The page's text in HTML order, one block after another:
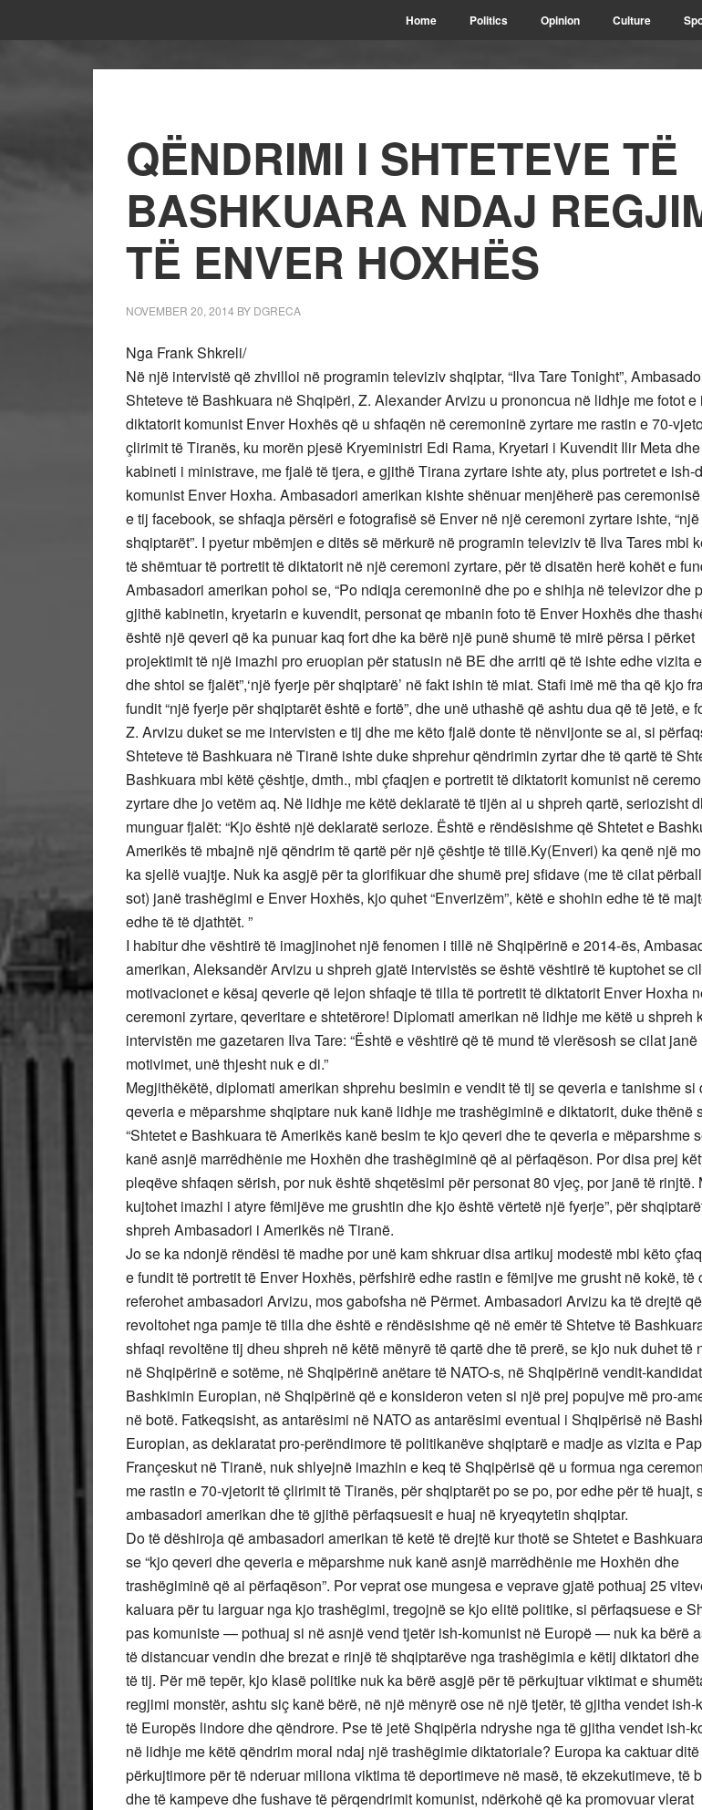
Home Politics Opinion Culture
QËNDRIMI I SHTETEVE TË
BASHKUARA NDAJ
TË ENVER HOXHËS
NOVEMBER 20, 2014 BY DGRECA
Nga Frank Shkreli/
Në një intervistë që zhvilloi në programin televiziv shqiptar, “Ilva Tare Tonight”,
Shteteve të Bashkuara në Shqipëri, Z. Alexander Arvizu u prononcua në lidhje me fotot e
diktatorit komunist Enver Hoxhës që u shfaqën në ceremoninë zyrtare me rastin e 70-
çlirimit të Tiranës, ku morën pjesë Kryeministri Edi Rama, Kryetari i Kuvendit Ilir Meta
kabineti i ministrave, me fjalë të tjera, e gjithë Tirana zyrtare ishte aty, plus portretet e ish-
komunist Enver Hoxha. Ambasadori amerikan kishte shënuar menjëherë pas
e tij facebook, se shfaqja përsëri e fotografisë së Enver në një ceremoni zyrtare ishte,
shqiptarët”. I pyetur mbëmjen e ditës së mërkurë në programin televiziv të Ilva Tares mbi
të shëmtuar të portretit të diktatorit në një ceremoni zyrtare, për të disatën herë kohët e
Ambasadori amerikan pohoi se, “Po ndiqja ceremoninë dhe po e shihja në televizor dhe
gjithë kabinetin, kryetarin e kuvendit, personat qe mbanin foto të Enver Hoxhës dhe
është një qeveri që ka punuar kaq fort dhe ka bërë një punë shumë të mirë përsa i përket
projektimit të një imazhi pro eruopian për statusin në BE dhe arriti që të ishte edhe vizita
dhe shtoi se fjalët”,‘një fyerje për shqiptarë’ në fakt ishin të miat. Stafi imë më tha që kjo
fundit “një fyerje për shqiptarët është e fortë”, dhe unë uthashë që ashtu dua që të jetë, e
Z. Arvizu duket se me intervisten e tij dhe me këto fjalë donte të nënvijonte se ai, si
Shteteve të Bashkuara në Tiranë ishte duke shprehur qëndrimin zyrtar dhe të qartë të
Bashkuara mbi këtë çështje, dmth., mbi çfaqjen e portretit të diktatorit komunist në
zyrtare dhe jo vetëm aq. Në lidhje me këtë deklaratë të tijën ai u shpreh qartë, seriozisht
munguar fjalët: “Kjo është një deklaratë serioze. Është e rëndësishme që Shtetet e
Amerikës të mbajnë një qëndrim të qartë për një çështje të tillë.Ky(Enveri) ka qenë një
ka sjellë vuajtje. Nuk ka asgjë për ta glorifikuar dhe shumë prej sfidave (me të cilat
sot) janë trashëgimi e Enver Hoxhës, kjo quhet “Enverizëm”, këtë e shohin edhe të të
edhe të të djathtët. ”
I habitur dhe vështirë të imagjinohet një fenomen i tillë në Shqipërinë e 2014-ës,
amerikan, Aleksandër Arvizu u shpreh gjatë intervistës se është vështirë të kuptohet se
motivacionet e kësaj qeverie që lejon shfaqje të tilla të portretit të diktatorit Enver Hoxha
ceremoni zyrtare, qeveritare e shtetërore! Diplomati amerikan në lidhje me këtë u shpreh
intervistën me gazetaren Ilva Tare: “Është e vështirë që të mund të vlerësosh se cilat janë
motivimet, unë thjesht nuk e di.”
Megjithëkëtë, diplomati amerikan shprehu besimin e vendit të tij se qeveria e tanishme si
qeveria e mëparshme shqiptare nuk kanë lidhje me trashëgiminë e diktatorit, duke thënë
“Shtetet e Bashkuara të Amerikës kanë besim te kjo qeveri dhe te qeveria e mëparshme
kanë asnjë marrëdhënie me Hoxhën dhe trashëgiminë që ai përfaqëson. Por disa prej
pleqëve shfaqen sërish, por nuk është shqetësimi për personat 80 vjeç, por janë të rinjtë.
kujtohet imazhi i atyre fëmijëve me grushtin dhe kjo është vërtetë një fyerje”, për
shpreh Ambasadori i Amerikës në Tiranë.
Jo se ka ndonjë rëndësi të madhe por unë kam shkruar disa artikuj modestë mbi këto
e fundit të portretit të Enver Hoxhës, përfshirë edhe rastin e fëmijve me grusht në kokë, të
referohet ambasadori Arvizu, mos gabofsha në Përmet. Ambasadori Arvizu ka të drejtë që
revoltohet nga pamje të tilla dhe është e rëndësishme që në emër të Shtetve të
shfaqi revoltëne tij dheu shpreh në këtë mënyrë të qartë dhe të prerë, se kjo nuk duhet të
në Shqipërinë e sotëme, në Shqipërinë anëtare të NATO-s, në Shqipërinë vendit-
Bashkimin Europian, në Shqipërinë që e konsideron veten si një prej popujve më pro-
në botë. Fatkeqsisht, as antarësimi në NATO as antarësimi eventual i Shqipërisë në
Europian, as deklaratat pro-perëndimore të politikanëve shqiptarë e madje as vizita e
Françeskut në Tiranë, nuk shlyejnë imazhin e keq të Shqipërisë që u formua nga
me rastin e 70-vjetorit të çlirimit të Tiranës, për shqiptarët po se po, por edhe për të huajt,
ambasadori amerikan dhe të gjithë përfaqsuesit e huaj në kryeqytetin shqiptar.
Do të dëshiroja që ambasadori amerikan të ketë të drejtë kur thotë se Shtetet e
se “kjo qeveri dhe qeveria e mëparshme nuk kanë asnjë marrëdhënie me Hoxhën dhe
trashëgiminë që ai përfaqëson”. Por veprat ose mungesa e veprave gjatë pothuaj 25
kaluara për tu larguar nga kjo trashëgimi, tregojnë se kjo elitë politike, si përfaqsuese e
pas komuniste — pothuaj si në asnjë vend tjetër ish-komunist në Europë — nuk ka bërë
të distancuar vendin dhe brezat e rinjë të shqiptarëve nga trashëgimia e këtij diktatori
të tij. Për më tepër, kjo klasë politike nuk ka bërë asgjë për të përkujtuar viktimat e
regjimi monstër, ashtu siç kanë bërë, në një mënyrë ose në një tjetër, të gjitha vendet ish-
të Europës lindore dhe qëndrore. Pse të jetë Shqipëria ndryshe nga të gjitha vendet ish-
në lidhje me këtë qëndrim moral ndaj një trashëgimie diktatoriale? Europa ka caktuar ditë
përkujtimore për të nderuar miliona viktima të deportimeve në masë, të ekzekutimeve, të
dhe të kampeve dhe fushave të përqendrimit komunist, ndërkohë që ka promovuar vlerat